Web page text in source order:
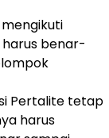
benar-
Pertalite tetap
harus